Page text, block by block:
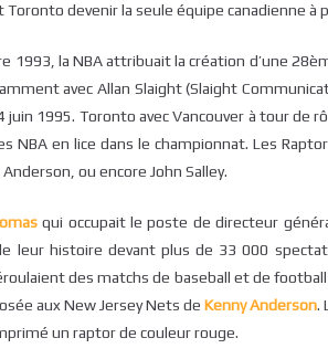
Toronto devenir la seule équipe canadienne à
1993, la NBA attribuait la création d’une
avec Allan Slaight (Slaight
juin 1995. Toronto avec Vancouver à tour
NBA en lice dans le championnat. Les
ou encore John Salley.
qui occupait le poste de directeur
leur histoire devant plus de 33 000
des matchs de baseball et de
aux New Jersey Nets de Kenny Anderson.
un raptor de couleur rouge.